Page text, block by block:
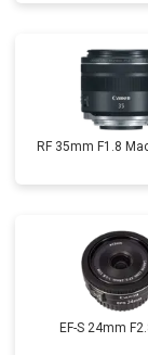
RF 35mm F1.8
EF-S 24mm